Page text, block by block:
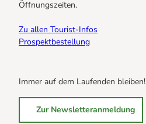
Öffnungszeiten.
Zu allen Tourist-Infos
Prospektbestellung
Immer auf dem Laufenden bleiben!
Zur Newsletteranmeldung